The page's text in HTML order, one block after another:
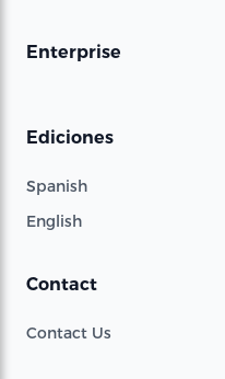
Enterprise
Ediciones
Spanish
English
Contact
Contact Us